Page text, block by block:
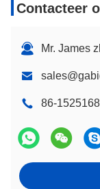
Contacteer
Mr. James
86-